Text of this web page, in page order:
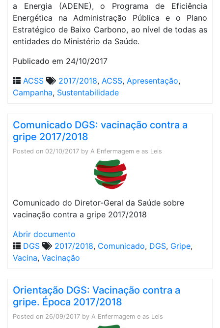
a Energia (ADENE), o Programa de Eficiência
Energética na Administração Pública e o Plano
Estratégico de Baixo Carbono, ao nível de todas as
entidades do Ministério da Saúde.
Publicado em 24/10/2017
ACSS
2017/2018, ACSS, Apresentação,
Campanha, Sustentabilidade
Comunicado DGS: vacinação contra a
gripe 2017/2018
Posted on 02/10/2017 by A Enfermagem e as Leis
Comunicado do Diretor-Geral da Saúde sobre
vacinação contra a gripe 2017/2018
Abrir documento
DGS
2017/2018, Comunicado, DGS, Gripe,
Vacina, Vacinação
Orientação DGS: Vacinação contra a
gripe. Época 2017/2018
Posted on 26/09/2017 by A Enfermagem e as Leis